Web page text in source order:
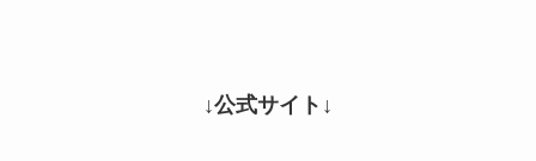
↓公式サイト↓